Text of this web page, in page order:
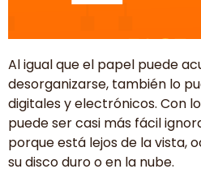
Al igual que el papel puede
desorganizarse, también lo
digitales y electrónicos. Con
puede ser casi más fácil
porque está lejos de la vista,
su disco duro o en la nube.